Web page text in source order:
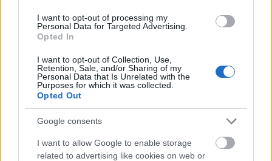
I want to opt-out of processing my
Personal Data for Targeted Advertising.
Opted In
I want to opt-out of Collection, Use,
Retention, Sale, and/or Sharing of my
Personal Data that Is Unrelated with the
Purposes for which it was collected.
Opted Out
Google consents
I want to allow Google to enable storage
related to advertising like cookies on web or
Kelle Botond
18 éve
Szerintem egy IP címről csak 1x lehet szavazni, de
nem tudom pontosan.
Amúgy én javasolnám a zsűribe FISM helyezett
bűvészeinket: Nagy Molnár Dávidot és Galambos
Ferencet.